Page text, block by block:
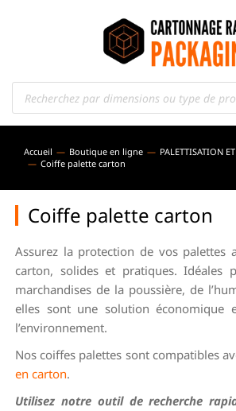
Vous êtes ici :
Accueil Boutique en ligne PALETTISATION
Coiffe palette carton
Coiffe palette carton
Assurez la protection de vos palettes
carton, solides et pratiques. Idéales
marchandises de la poussière, de
elles sont une solution économique
l’environnement.
Nos coiffes palettes sont compatibles
en carton.
Utilisez notre outil de recherche